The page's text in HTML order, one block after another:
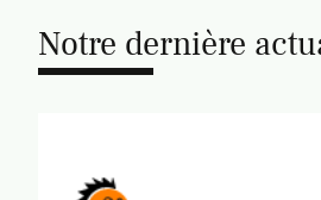
Notre dernière